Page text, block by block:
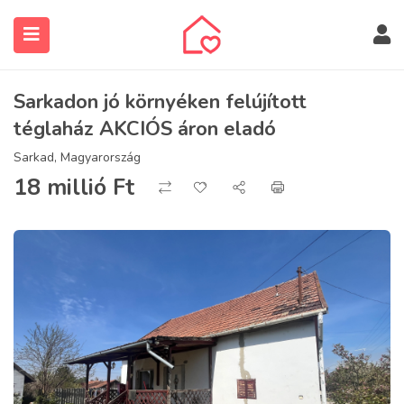
Sarkadon jó környéken felújított
téglaház AKCIÓS áron eladó
Sarkad, Magyarország
18 millió Ft